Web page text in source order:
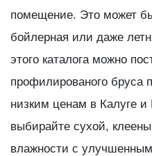
помещение. Это может
бойлерная или даже
этого каталога можно
профилированого бруса
низким ценам в Калуге
выбирайте сухой,
влажности с